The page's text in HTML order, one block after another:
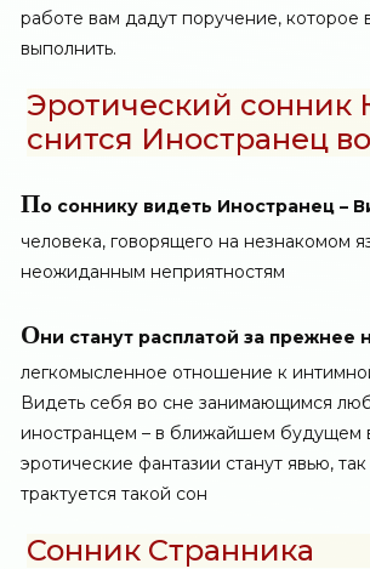
работе вам дадут поручение, которое
выполнить.
Эротический сонник
снится Иностранец
По соннику видеть Иностранец –
человека, говорящего на незнакомом
неожиданным неприятностям
Они станут расплатой за прежнее
легкомысленное отношение к
Видеть себя во сне занимающимся
иностранцем – в ближайшем будущем
эротические фантазии станут явью,
трактуется такой сон
Сонник Странника